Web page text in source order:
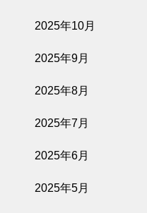
2025年10月
2025年9月
2025年8月
2025年7月
2025年6月
2025年5月